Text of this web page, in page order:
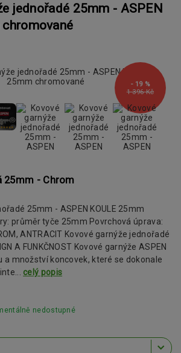
jednořadé 25mm - ASPEN
chromované
1 396 Kč
- 19 %
25mm - Chrom
25mm - ASPEN KOULE 25mm
průměr tyče 25mm Povrchová úprava:
ANTRACIT Kovové garnýže jednořadé
A FUNKČNOST Kovové garnýže ASPEN
a množství koncovek, které se dokonale
celý popis
nedostupné